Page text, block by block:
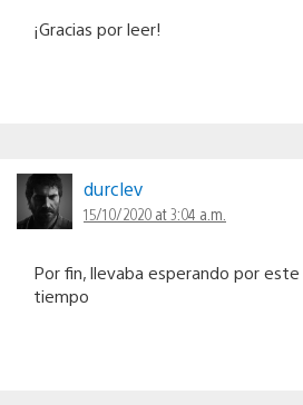
¡Gracias por leer!
durclev
15/10/2020 at 3:04 a.m.
Por fin, llevaba esperando por
tiempo